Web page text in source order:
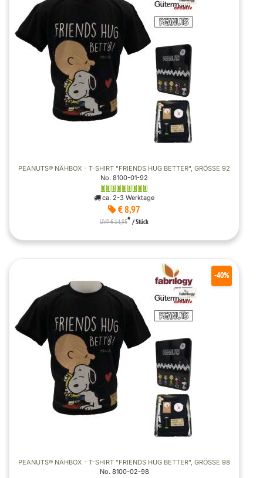
PEANUTS® NÄHBOX - T-SHIRT "FRIENDS HUG BETTER", GRÖSSE 92
No. 8100-01-92
ca. 2-3 Werktage
€ 8,97
UVP € 14,95* / Stück
PEANUTS® NÄHBOX - T-SHIRT "FRIENDS HUG BETTER", GRÖSSE 98
No. 8100-02-98
-40%